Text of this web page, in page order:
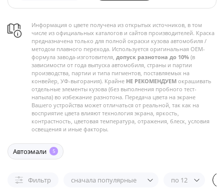
Информация о цвете получена из открытых источников, в том
числе из официальных каталогов и сайтов производителей. Краска
предназначена только для полной окраски кузова автомобиля /
методом плавного перехода. Используется оригинальная OEM-
формула завода-изготовителя, допуск разнотона до 10% (в
зависимости от года выпуска автомобиля, страны и партии
производства, партии и типа пигментов, поставляемых на
конвейер, УФ-выгорания). Крайне НЕ РЕКОМЕНДУЕМ окрашивать
отдельные элементы кузова (без выполнения пробного тест-
напыла) во избежание разнотона. Передача цвета на экране
Вашего устройства может отличаться от реальной, так как на
восприятие цвета влияют технология экрана, яркость,
контрастность, цветовая температура, отражения, блеск, условия
освещения и иные факторы.
Автоэмали 5
Фильтр сначала популярные по 12